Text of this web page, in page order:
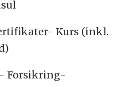
Kurs (inkl.
- Forsikring-